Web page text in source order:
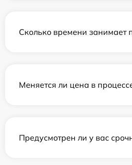
Сколько времени занимает
Меняется ли цена в
Предусмотрен ли у вас